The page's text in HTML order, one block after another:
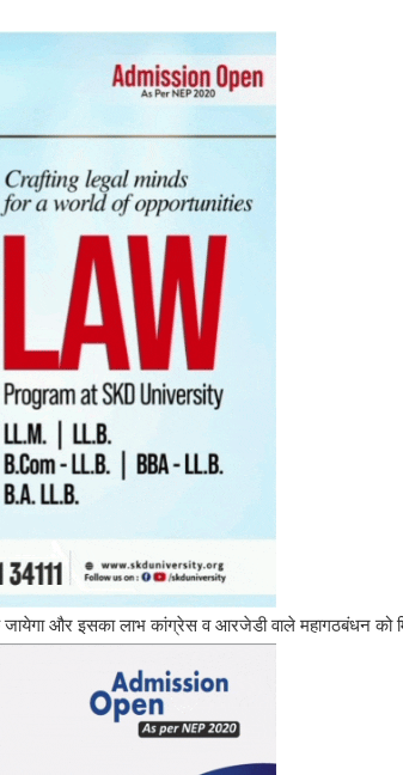
और इसका लाभ कांग्रेस व आरजेडी वाले महागठबंधन को